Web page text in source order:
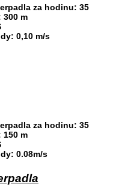
za hodinu: 35
300 m
0,10 m/s
za hodinu: 35
150 m
0.08m/s